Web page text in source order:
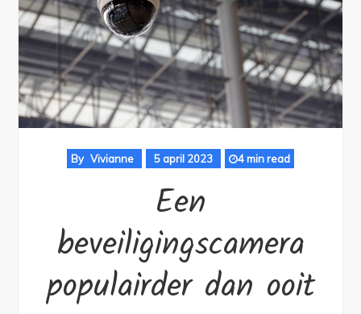
By Vivianne 5 april 2023 4 min read
Een
beveiligingscamera
populairder dan ooit